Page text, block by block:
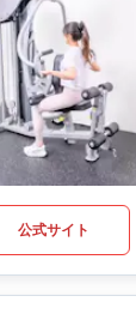
公式サイト